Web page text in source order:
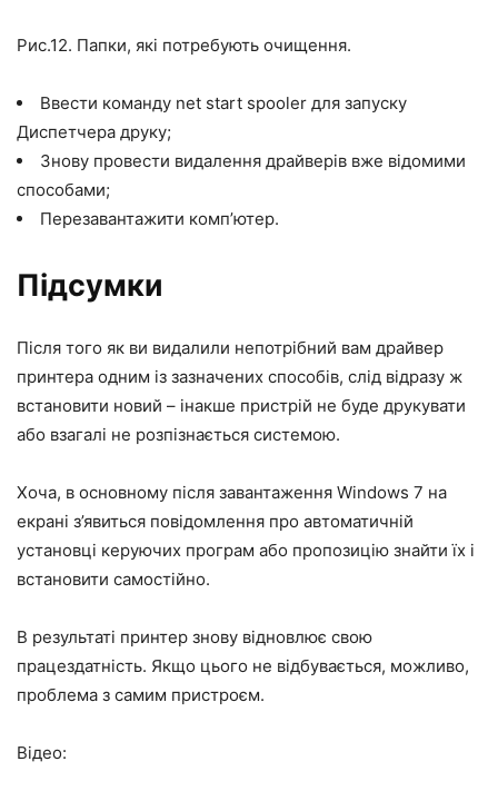
Рис.12. Папки, які потребують очищення.
Ввести команду net start spooler для запуску
Диспетчера друку;
Знову провести видалення драйверів вже відомими
способами;
Перезавантажити комп’ютер.
Підсумки
Після того як ви видалили непотрібний вам драйвер
принтера одним із зазначених способів, слід відразу ж
встановити новий – інакше пристрій не буде друкувати
або взагалі не розпізнається системою.
Хоча, в основному після завантаження Windows 7 на
екрані з’явиться повідомлення про автоматичній
установці керуючих програм або пропозицію знайти їх і
встановити самостійно.
В результаті принтер знову відновлює свою
працездатність. Якщо цього не відбувається, можливо,
проблема з самим пристроєм.
Відео: